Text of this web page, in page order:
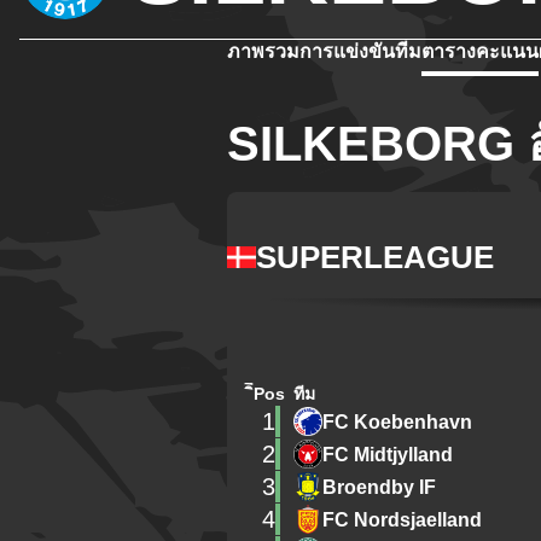
ภาพรวมการแข่งขันทีมตารางคะแนน
SILKEBORG
SUPERLEAGUE
ิีPos ทีม
1 FC Koebenhavn
2 FC Midtjylland
3 Broendby IF
4 FC Nordsjaelland